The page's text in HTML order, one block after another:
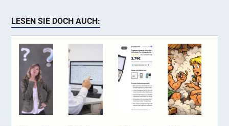
LESEN SIE DOCH AUCH: